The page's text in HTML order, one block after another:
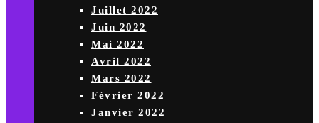
Juillet 2022
Juin 2022
Mai 2022
Avril 2022
Mars 2022
Février 2022
Janvier 2022